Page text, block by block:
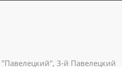
3-й Павелецкий